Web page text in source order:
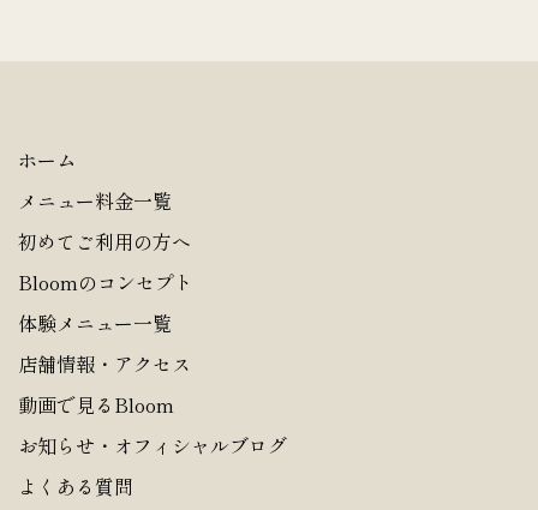
ホーム
メニュー料金一覧
初めてご利用の方へ
Bloomのコンセプト
体験メニュー一覧
店舗情報・アクセス
動画で見るBloom
お知らせ・オフィシャルブログ
よくある質問